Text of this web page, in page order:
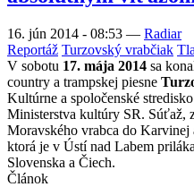
16. jún 2014 - 08:53 — Radiar
Reportáž Turzovský vrabčiak
V sobotu 17. mája 2014 sa
country a trampskej piesne
Kultúrne a spoločenské
Ministerstva kultúry SR. Súťaž,
Moravského vrabca do Karvinej
ktorá je v Ústí nad Labem
Slovenska a Čiech.
Článok